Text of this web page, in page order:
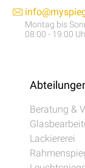
Montag bis
08:00 - 19:00
Beratung &
Lackiererei